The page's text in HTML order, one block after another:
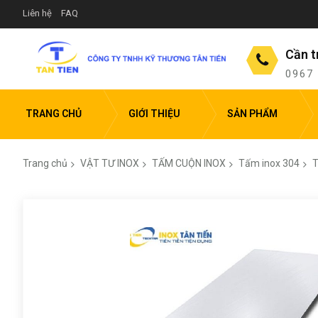
Liên hệ FAQ
Cần
0967
TRANG CHỦ GIỚI THIỆU SẢN PHẨM
Trang chủ VẬT TƯ INOX TẤM CUỘN INOX Tấm inox 304